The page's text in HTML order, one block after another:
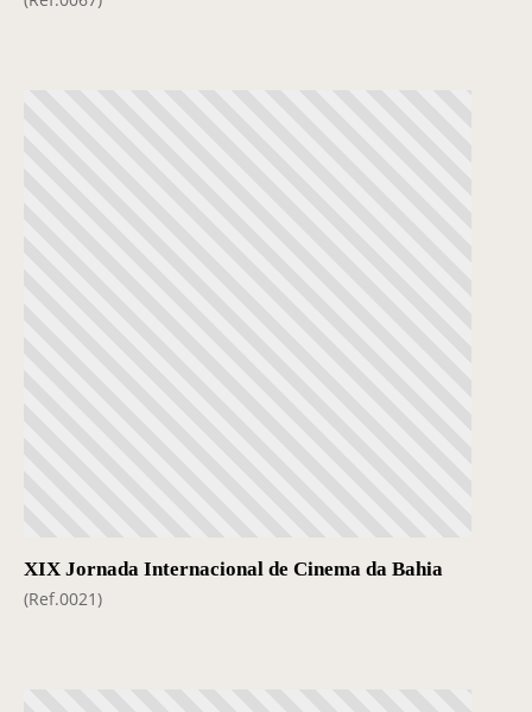
XIX Jornada Internacional de Cinema da Bahia
(Ref.0021)